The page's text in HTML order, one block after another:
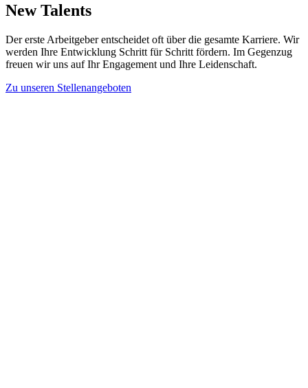
New Talents
Der erste Arbeitgeber entscheidet oft über die gesamte Karriere. Wir
werden Ihre Entwicklung Schritt für Schritt fördern. Im Gegenzug
freuen wir uns auf Ihr Engagement und Ihre Leidenschaft.
Zu unseren Stellenangeboten